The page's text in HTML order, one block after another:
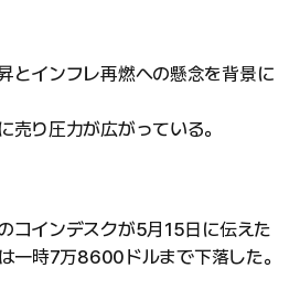
とインフレ再燃への懸念を背景に
売り圧力が広がっている。
コインデスクが5月15日に伝えた
一時7万8600ドルまで下落した。